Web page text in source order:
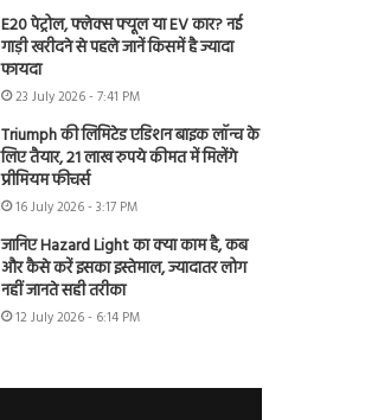
E20 पेट्रोल, फ्लेक्स फ्यूल या EV कार? नई
गाड़ी खरीदने से पहले जानें किसमें है ज्यादा
फायदा
23 July 2026 - 7:41 PM
Triumph की लिमिटेड एडिशन बाइक लॉन्च के
लिए तैयार, 21 लाख रुपये कीमत में मिलेंगे
प्रीमियम फीचर्स
16 July 2026 - 3:17 PM
जानिए Hazard Light का क्या काम है, कब
और कैसे करें इसका इस्तेमाल, ज्यादातर लोग
नहीं जानते सही तरीका
12 July 2026 - 6:14 PM